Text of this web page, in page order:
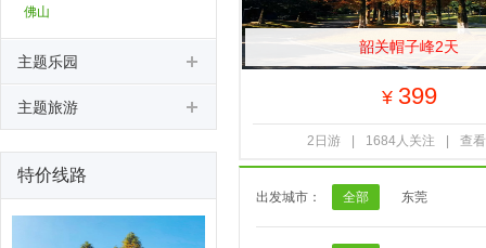
韶关帽子峰2天
¥ 399
2日游 1684人关注 查
出发城市： 全部 东莞
佛山
主题乐园
主题旅游
特价线路